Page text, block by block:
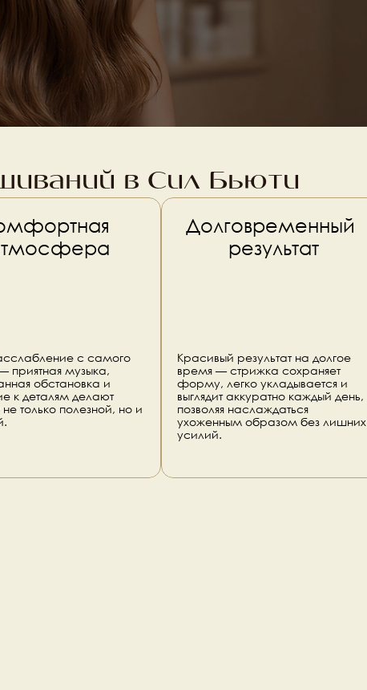
в Сил Бьюти
с самого
приятная музыка,
обстановка и
к деталям делают
только полезной, но и
Долговременный
результат
Красивый результат на долгое
время — стрижка сохраняет
форму, легко укладывается и
выглядит аккуратно каждый день,
позволяя наслаждаться
ухоженным образом без лишних
усилий.